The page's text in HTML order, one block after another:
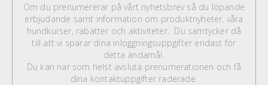
Om du prenumererar på vårt nyhetsbrev så du löpande
erbjudande samt information om produktnyheter, våra
hundkurser, rabatter och aktiviteter. Du samtycker då
till att vi sparar dina inloggningsuppgifter endast för
detta ändamål.
Du kan när som helst avsluta prenumerationen och få
dina kontaktuppgifter raderade.